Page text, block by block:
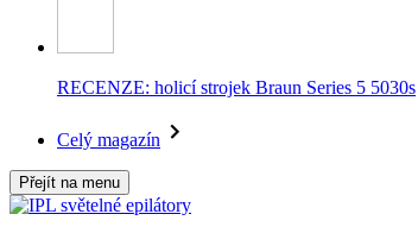
RECENZE: holicí strojek Braun Series 5 5030s
Celý magazín
Přejít na menu